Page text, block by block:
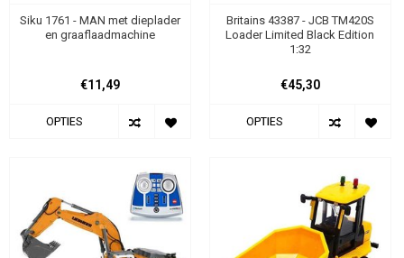
Siku 1761 - MAN met dieplader
en graaflaadmachine
€11,49
OPTIES
Britains 43387 - JCB TM420S
Loader Limited Black Edition
1:32
€45,30
OPTIES